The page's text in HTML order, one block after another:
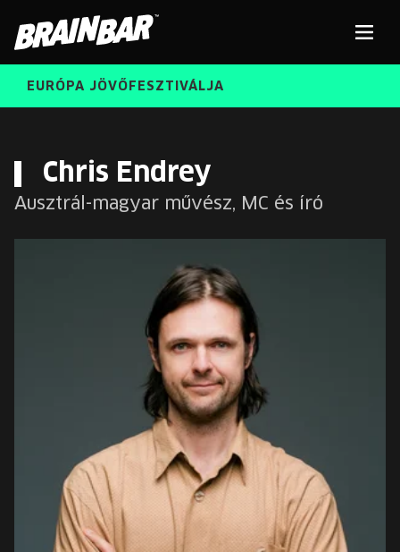
Bar
BRAIN BAR™ TRIBE
EURÓPA JÖVŐFESZTIVÁLJA
ELŐADÓK
INGYENES DIÁK- ÉS TANÁRREGISZTRÁCIÓ
EURÓPA JÖVŐFESZTIVÁLJA
INGYENES DIÁK- ÉS TANÁRREGISZTRÁCIÓ
Chris Endrey
Ausztrál-magyar művész, MC és író